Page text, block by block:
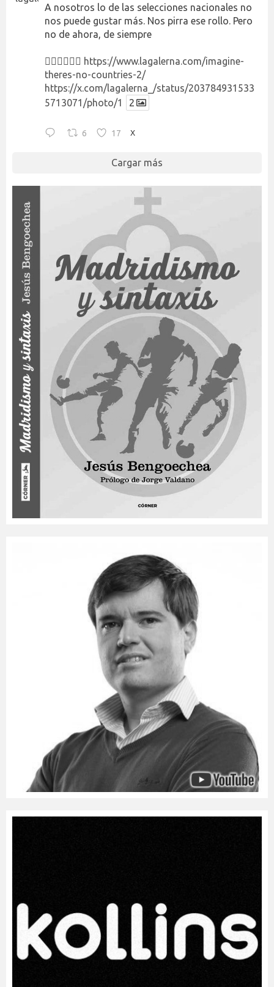
A nosotros lo de las selecciones nacionales no
nos puede gustar más. Nos pirra ese rollo. Pero
no de ahora, de siempre
👉🏻👉🏻👉🏻 https://www.lagalerna.com/imagine-
theres-no-countries-2/
https://x.com/lagalerna_/status/203784931533
5713071/photo/1
2
6 17 X
Cargar más